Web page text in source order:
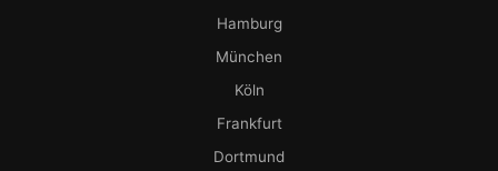
Hamburg
München
Köln
Frankfurt
Dortmund